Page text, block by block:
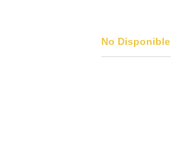
No Disponible